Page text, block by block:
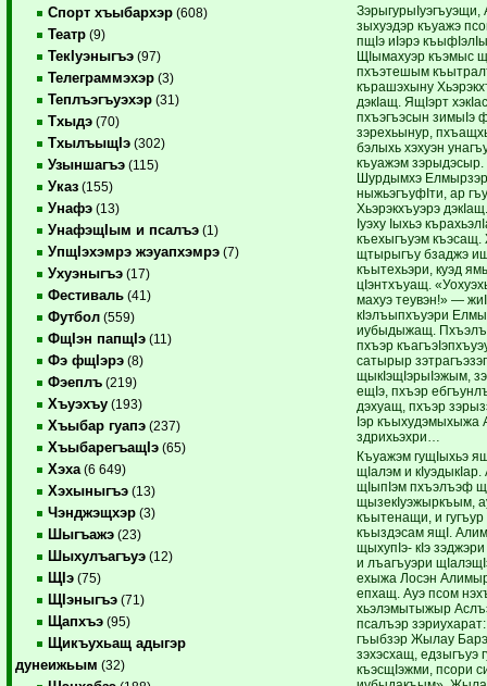
Спорт хъыбархэр (608)
Театр (9)
ТекIуэныгъэ (97)
Телеграммэхэр (3)
Теплъэгъуэхэр (31)
Тхыдэ (70)
ТхылъыщIэ (302)
Узыншагъэ (115)
Указ (155)
Унафэ (13)
УнафэщIым и псалъэ (1)
УпщIэхэмрэ жэуапхэмрэ (7)
Ухуэныгъэ (17)
Фестиваль (41)
Футбол (559)
ФщIэн папщIэ (11)
Фэ фщIэрэ (8)
Фэеплъ (219)
Хъуэхъу (193)
Хъыбар гуапэ (237)
ХъыбарегъащIэ (65)
Хэха (6 649)
Хэхыныгъэ (13)
Чэнджэщхэр (3)
Шыгъажэ (23)
Шыхулъагъуэ (12)
ЩIэ (75)
ЩIэныгъэ (71)
Щапхъэ (95)
Щикъухьащ адыгэр
дунеижьым (32)
ЗэрыгурыIуэгъуэщи,
зыхуэдэр къуажэ
пщIэ иIэрэ
ЩIымахуэр къэмыс
пхъэтешым
кърашэхыну
дэкIащ. ЯщIэрт
пхъэгъэсын зимыIэ
зэрехьынур,
бэлыхь хэхуэн
къуажэм зэрыдэсыр.
Шурдымхэ
ныжьэгъуфIти, ар
Хьэрэкхъуэрэ
Iуэху Iыхьэ
къехыгъуэм
щтырыгъу бзаджэ
къытехьэри, куэд
цIэнтхъуащ.
махуэ теувэн!» —
кIэлъыпхъуэри
иубыдыжащ.
пхъэр
сатырыр
щыкIэщIэрыIэжым,
ещIэ, пхъэр
дэхуащ, пхъэр
Iэр къыхудэмыхыжа
здрихьэхри…
Къуажэм гущIыхьэ
щIалэм и
щIыпIэм пхъэлъэф
щызекIуэжыркъым,
къытенащи, и гугъур
къыздэсам ящI.
щыхупIэ- кIэ
и лъагъуэри
ехыжа Лосэн
епхащ. Ауэ псом
хьэлэмытыжыр
псалъэр
гъыбзэр Жылау
зэхэсхащ, едзыгъуэ
къэсщIэжми, псори